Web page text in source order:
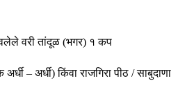
वरी तांदूळ (भगर) १ कप
अर्धी – अर्धी)किंवा राजगिरा पीठ /साबुदाणा